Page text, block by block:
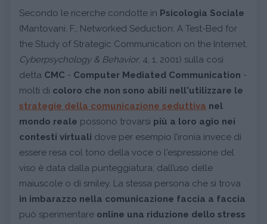
Secondo le ricerche condotte in Psicologia Sociale
(Mantovani, F., Networked Seduction: A Test-Bed for
the Study of Strategic Communication on the Internet,
Cyberpsychology & Behavior, 4, 1, 2001) sulla così
detta CMC - Computer Mediated Communication -
molti di coloro che non sono abili nell'utilizzare le
strategie della comunicazione seduttiva nel
mondo reale possono trovarsi più a loro agio nei
contesti virtuali dove per esempio l’ironia invece di
essere resa col tono della voce o l'espressione del
viso è data dalla punteggiatura, dall’uso delle
maiuscole o di smiley. La stessa persona che si trova
in imbarazzo nella comunicazione faccia a faccia
può sperimentare online una riduzione dello stress